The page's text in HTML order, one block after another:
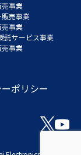
売事業
売事業
売事業
託サービス事業
事業
ポリシー